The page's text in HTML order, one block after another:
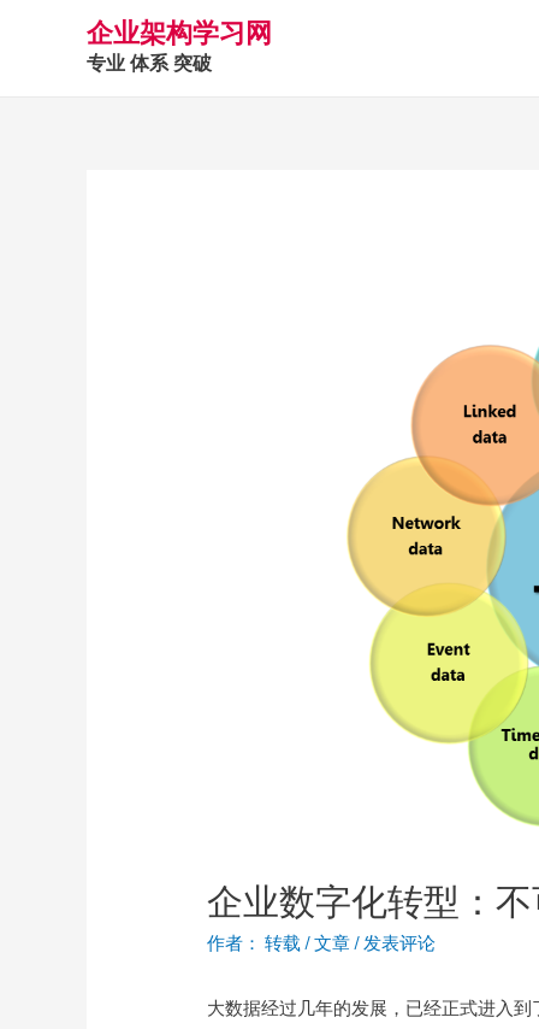
企业架构学习网
专业 体系 突破
企业数字化转型：
作者： 转载/文章/发表评论
大数据经过几年的发展，已经正式进入